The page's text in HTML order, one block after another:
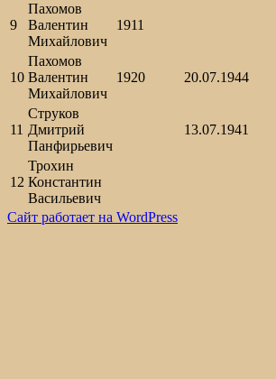
9
Пахомов
Валентин
Михайлович
1911
10
Пахомов
Валентин
Михайлович
1920 20.07.1944
11
Струков
Дмитрий
Панфирьевич
13.07.1941
12
Трохин
Константин
Васильевич
Сайт работает на WordPress